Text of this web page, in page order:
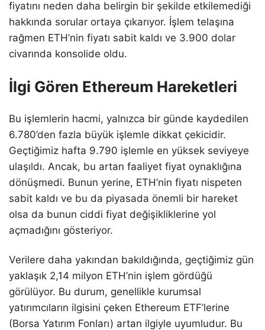
fiyatını neden daha belirgin bir şekilde etkilemediği
hakkında sorular ortaya çıkarıyor. İşlem telaşına
rağmen ETH’nin fiyatı sabit kaldı ve 3.900 dolar
civarında konsolide oldu.
İlgi Gören Ethereum Hareketleri
Bu işlemlerin hacmi, yalnızca bir günde kaydedilen
6.780’den fazla büyük işlemle dikkat çekicidir.
Geçtiğimiz hafta 9.790 işlemle en yüksek seviyeye
ulaşıldı. Ancak, bu artan faaliyet fiyat oynaklığına
dönüşmedi. Bunun yerine, ETH’nin fiyatı nispeten
sabit kaldı ve bu da piyasada önemli bir hareket
olsa da bunun ciddi fiyat değişikliklerine yol
açmadığını gösteriyor.
Verilere daha yakından bakıldığında, geçtiğimiz gün
yaklaşık 2,14 milyon ETH’nin işlem gördüğü
görülüyor. Bu durum, genellikle kurumsal
yatırımcıların ilgisini çeken Ethereum ETF’lerine
(Borsa Yatırım Fonları) artan ilgiyle uyumludur. Bu